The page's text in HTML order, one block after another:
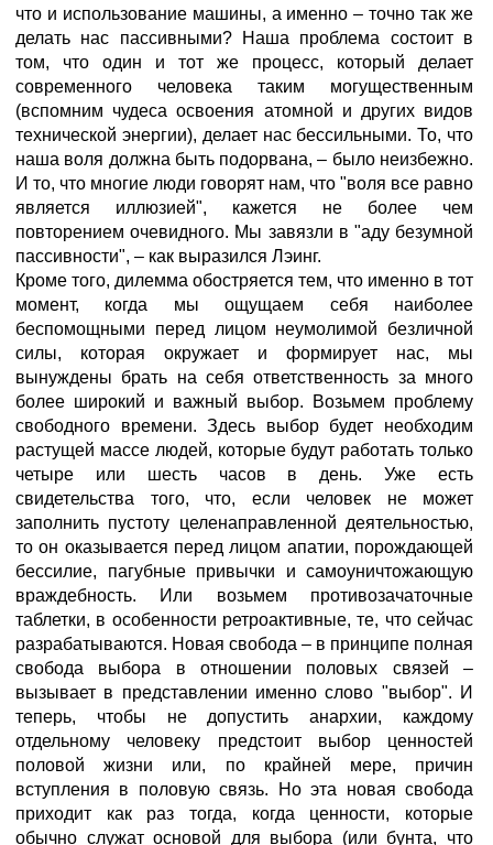
что и использование машины, а именно – точно так же
делать нас пассивными? Наша проблема состоит в
том, что один и тот же процесс, который делает
современного человека таким могущественным
(вспомним чудеса освоения атомной и других видов
технической энергии), делает нас бессильными. То, что
наша воля должна быть подорвана, – было неизбежно.
И то, что многие люди говорят нам, что "воля все равно
является иллюзией", кажется не более чем
повторением очевидного. Мы завязли в "аду безумной
пассивности", – как выразился Лэинг.
Кроме того, дилемма обостряется тем, что именно в тот
момент, когда мы ощущаем себя наиболее
беспомощными перед лицом неумолимой безличной
силы, которая окружает и формирует нас, мы
вынуждены брать на себя ответственность за много
более широкий и важный выбор. Возьмем проблему
свободного времени. Здесь выбор будет необходим
растущей массе людей, которые будут работать только
четыре или шесть часов в день. Уже есть
свидетельства того, что, если человек не может
заполнить пустоту целенаправленной деятельностью,
то он оказывается перед лицом апатии, порождающей
бессилие, пагубные привычки и самоуничтожающую
враждебность. Или возьмем противозачаточные
таблетки, в особенности ретроактивные, те, что сейчас
разрабатываются. Новая свобода – в принципе полная
свобода выбора в отношении половых связей –
вызывает в представлении именно слово "выбор". И
теперь, чтобы не допустить анархии, каждому
отдельному человеку предстоит выбор ценностей
половой жизни или, по крайней мере, причин
вступления в половую связь. Но эта новая свобода
приходит как раз тогда, когда ценности, которые
обычно служат основой для выбора (или бунта, что